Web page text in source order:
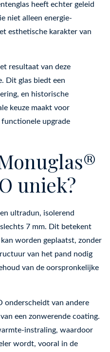
heeft echter geleid
niet alleen energie-
esthetische karakter van
resultaat van deze
Dit glas biedt een
en historische
keuze maakt voor
functionele upgrade
uniek?
ultradun, isolerend
7 mm. Dit betekent
worden geplaatst, zonder
van het pand nodig
van de oorspronkelijke
onderscheidt van andere
een zonwerende coating.
instraling, waardoor
wordt, vooral in de